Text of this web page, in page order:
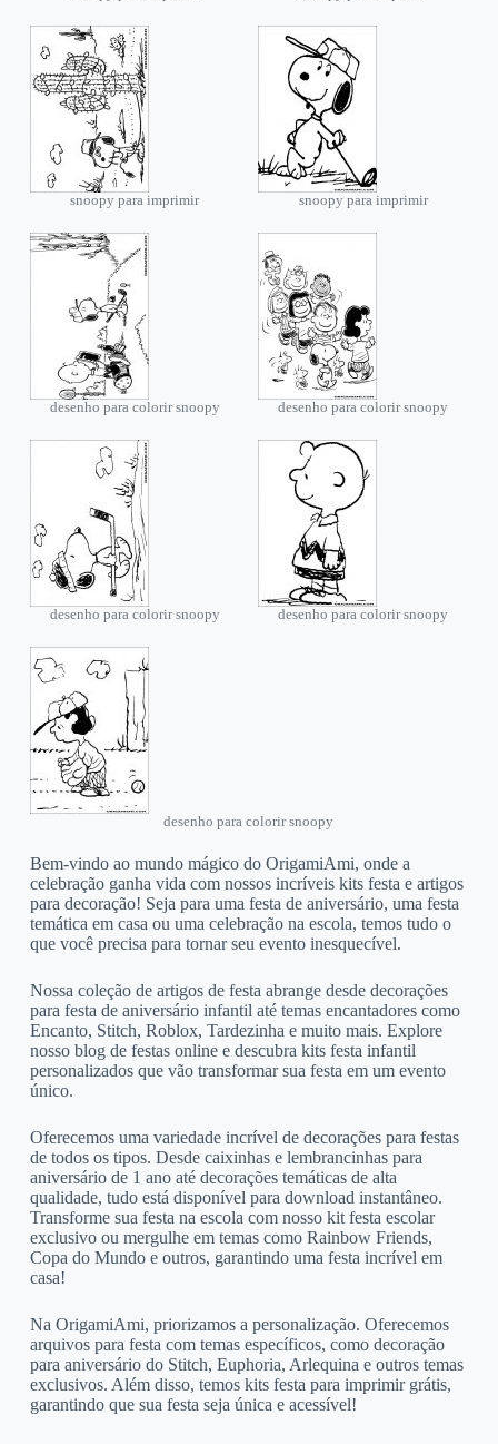
snoopy para imprimir snoopy para imprimir
desenho para colorir snoopy desenho para colorir snoopy
desenho para colorir snoopy desenho para colorir snoopy
desenho para colorir snoopy
Bem-vindo ao mundo mágico do OrigamiAmi, onde a
celebração ganha vida com nossos incríveis kits festa e artigos
para decoração! Seja para uma festa de aniversário, uma festa
temática em casa ou uma celebração na escola, temos tudo o
que você precisa para tornar seu evento inesquecível.
Nossa coleção de artigos de festa abrange desde decorações
para festa de aniversário infantil até temas encantadores como
Encanto, Stitch, Roblox, Tardezinha e muito mais. Explore
nosso blog de festas online e descubra kits festa infantil
personalizados que vão transformar sua festa em um evento
único.
Oferecemos uma variedade incrível de decorações para festas
de todos os tipos. Desde caixinhas e lembrancinhas para
aniversário de 1 ano até decorações temáticas de alta
qualidade, tudo está disponível para download instantâneo.
Transforme sua festa na escola com nosso kit festa escolar
exclusivo ou mergulhe em temas como Rainbow Friends,
Copa do Mundo e outros, garantindo uma festa incrível em
casa!
Na OrigamiAmi, priorizamos a personalização. Oferecemos
arquivos para festa com temas específicos, como decoração
para aniversário do Stitch, Euphoria, Arlequina e outros temas
exclusivos. Além disso, temos kits festa para imprimir grátis,
garantindo que sua festa seja única e acessível!